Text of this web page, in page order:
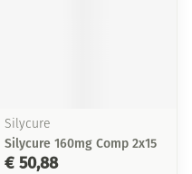
Silycure
Silycure 160mg Comp 2x15
€ 50,88